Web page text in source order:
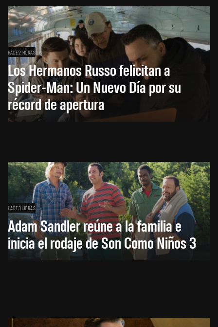
HACE 2 HORAS
Los Hermanos Russo felicitan a
Spider-Man: Un Nuevo Día por su
récord de apertura
HACE 3 HORAS
Adam Sandler reúne a la familia e
inicia el rodaje de Son Como Niños 3